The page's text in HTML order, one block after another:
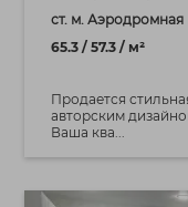
ст. м. Аэродромная
65.3 / 57.3 / м²
Продается
авторским
Ваша ква...